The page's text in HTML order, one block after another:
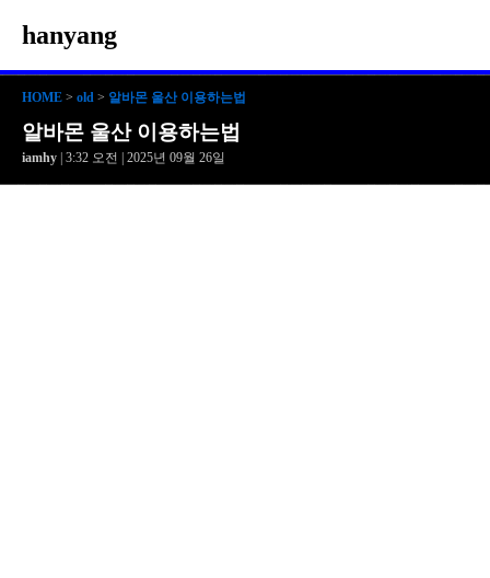
hanyang
HOME > old > 알바몬 울산 이용하는법
알바몬 울산 이용하는법
iamhy | 3:32 오전 | 2025년 09월 26일